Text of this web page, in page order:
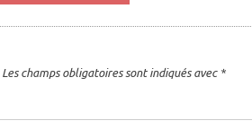
Les champs obligatoires sont indiqués avec *